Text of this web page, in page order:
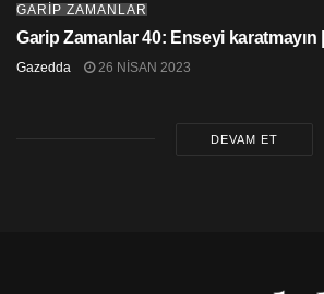
GARİP ZAMANLAR
Garip Zamanlar 40: Enseyi karatmayın
Gazedda 26 NISAN 2023
DEVAM ET